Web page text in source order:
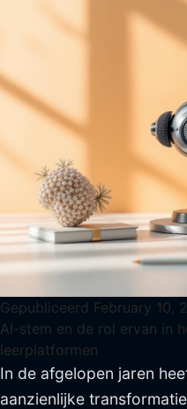
Gepubliceerd February 10,
AI-stem en de rol ervan in
leerplatformen
In de afgelopen jaren
aanzienlijke